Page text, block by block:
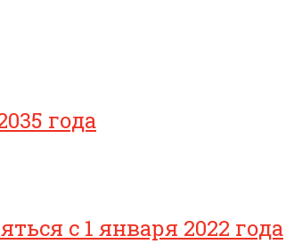
года
с 1 января 2022 года